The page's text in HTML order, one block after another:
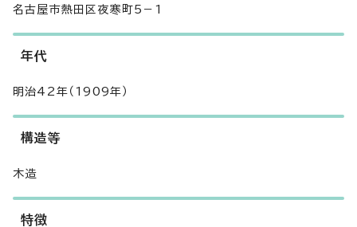
名古屋市熱田区夜寒町5－1
年代
明治42年（1909年）
構造等
木造
特徴